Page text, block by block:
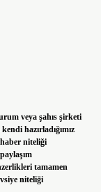
veya şahıs şirketi
hazırladığımız
niteliği
tamamen
niteliği